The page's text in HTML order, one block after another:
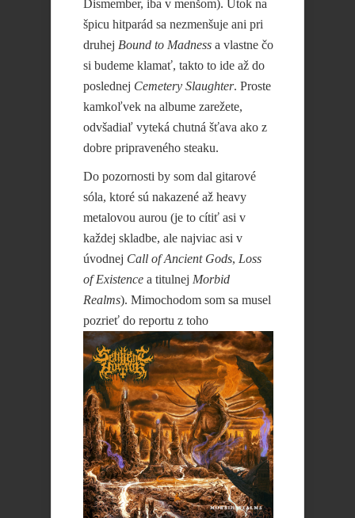
Dismember, iba v menšom). Útok na
špicu hitparád sa nezmenšuje ani pri
druhej Bound to Madness a vlastne čo
si budeme klamať, takto to ide až do
poslednej Cemetery Slaughter. Proste
kamkoľvek na albume zarežete,
odvšadiaľ vyteká chutná šťava ako z
dobre pripraveného steaku.
Do pozornosti by som dal gitarové
sóla, ktoré sú nakazené až heavy
metalovou aurou (je to cítiť asi v
každej skladbe, ale najviac asi v
úvodnej Call of Ancient Gods, Loss
of Existence a titulnej Morbid
Realms). Mimochodom som sa musel
pozrieť do reportu z toho